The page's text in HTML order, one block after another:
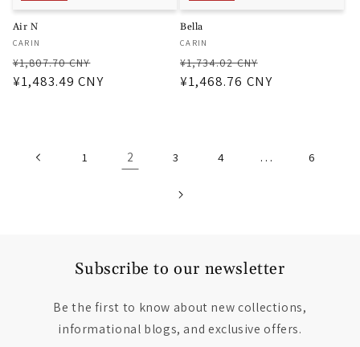
Air N
厂
商：
CARIN
常
规
¥1,807.70 CNY
销
¥1,483.49 CNY
Bella
厂
商：
CARIN
常
规
¥1,734.02 CNY
销
¥1,468.76 CNY
1 2 3 4 … 6
Subscribe to our newsletter
Be the first to know about new collections,
informational blogs, and exclusive offers.